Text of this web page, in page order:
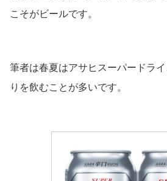
こそがビールです。
筆者は春夏はアサヒスーパードラ
りを飲むことが多いです。